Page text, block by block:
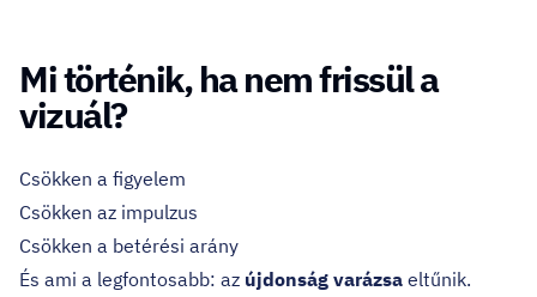
Mi történik, ha nem frissül a
vizuál?
Csökken a figyelem
Csökken az impulzus
Csökken a betérési arány
És ami a legfontosabb: az újdonság varázsa eltűnik.